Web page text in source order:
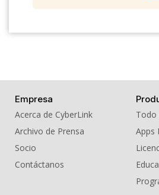
Empresa
Acerca de CyberLink
Archivo de Prensa
Socio
Contáctanos
Todo
Apps